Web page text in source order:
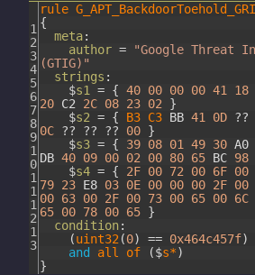
1
2
3
4
5
6
7
8
9
1
0
1
1
1
2
1
3
rule
{
meta:
author =
"Google Threat
(GTIG)"
strings :
$s1 = { 40 00 00 00 41 18
20 C2 2C 08 23 02
}
$s2 = { B3 C3 BB 41 0D ??
0C ?? ?? ?? 00 }
$s3 = { 39 08 01 49 30 A0
DB 40 09 00 02 00 80 65 BC 98
$s4 = { 2F 00 72 00 6F 00
79 23 E8 03 0E 00 00 00 2F 00
00 63 00 2F 00 73 00 65 00 6C
65 00 78 00 65 }
condition:
(uint32 (0) == 0x464c457f)
and
all of ($s*)
}